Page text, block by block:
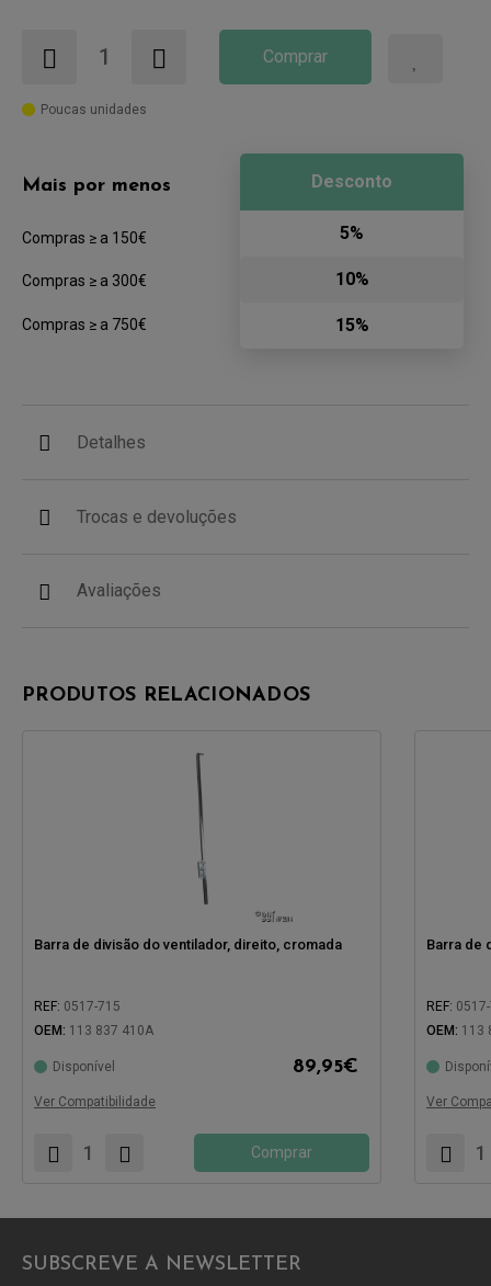
Comprar
Poucas unidades
Mais por menos
Compras ≥ a 150€
Compras ≥ a 300€
Compras ≥ a 750€
Desconto
5%
10%
15%
Detalhes
Trocas e devoluções
Avaliações
PRODUTOS RELACIONADOS
Barra de divisão do ventilador, direito, cromada
REF: 0517-715
OEM: 113 837 410A
Disponível 89,95€
Ver Compatibilidade
Comprar
Barra de
REF:
OEM: 113
Ver
SUBSCREVE A NEWSLETTER